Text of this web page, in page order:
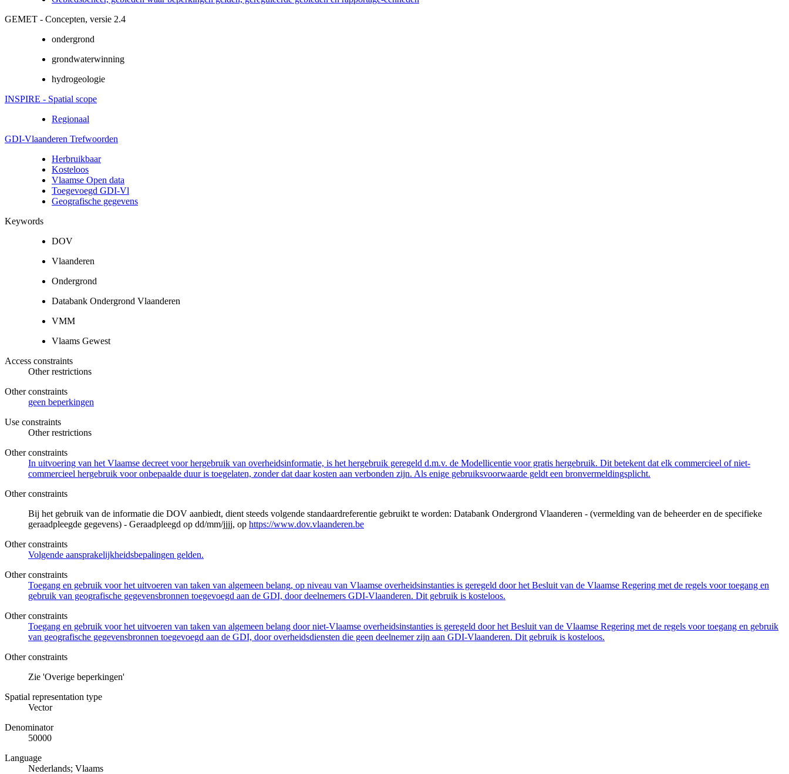
GEMET - Concepten, versie 2.4
ondergrond
grondwaterwinning
hydrogeologie
INSPIRE - Spatial scope
Regionaal
GDI-Vlaanderen Trefwoorden
Herbruikbaar
Kosteloos
Vlaamse Open data
Toegevoegd GDI-Vl
Geografische gegevens
Keywords
DOV
Vlaanderen
Ondergrond
Databank Ondergrond Vlaanderen
VMM
Vlaams Gewest
Access constraints
Other restrictions
Other constraints
geen beperkingen
Use constraints
Other restrictions
Other constraints
In uitvoering van het Vlaamse decreet voor hergebruik van overheidsinformatie, is het hergebruik geregeld d.m.v. de Modellicentie voor gratis hergebruik. Dit betekent dat elk commercieel of niet-
commercieel hergebruik voor onbepaalde duur is toegelaten, zonder dat daar kosten aan verbonden zijn. Als enige gebruiksvoorwaarde geldt een bronvermeldingsplicht.
Other constraints
Bij het gebruik van de informatie die DOV aanbiedt, dient steeds volgende standaardreferentie gebruikt te worden: Databank Ondergrond Vlaanderen - (vermelding van de beheerder en de specifieke
geraadpleegde gegevens) - Geraadpleegd op dd/mm/jjjj, op https://www.dov.vlaanderen.be
Other constraints
Volgende aansprakelijkheidsbepalingen gelden.
Other constraints
Toegang en gebruik voor het uitvoeren van taken van algemeen belang, op niveau van Vlaamse overheidsinstanties is geregeld door het Besluit van de Vlaamse Regering met de regels voor toegang en
gebruik van geografische gegevensbronnen toegevoegd aan de GDI, door deelnemers GDI-Vlaanderen. Dit gebruik is kosteloos.
Other constraints
Toegang en gebruik voor het uitvoeren van taken van algemeen belang door niet-Vlaamse overheidsinstanties is geregeld door het Besluit van de Vlaamse Regering met de regels voor toegang en gebruik
van geografische gegevensbronnen toegevoegd aan de GDI, door overheidsdiensten die geen deelnemer zijn aan GDI-Vlaanderen. Dit gebruik is kosteloos.
Other constraints
Zie 'Overige beperkingen'
Spatial representation type
Vector
Denominator
50000
Language
Nederlands; Vlaams